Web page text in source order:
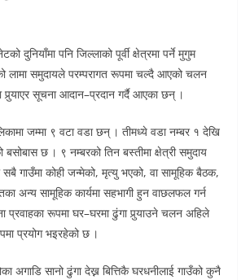
दुनियाँमा पनि जिल्लाको पूर्वी क्षेत्रमा पर्ने मुगुम
लामा समुदायले परम्परागत रूपमा चल्दै आएको चलन
सूचना आदान–प्रदान गर्दै आएका छन् ।
जम्मा ९ वटा वडा छन् । तीमध्ये वडा नम्बर १ देखि
बसोबास छ । ९ नम्बरको तिन बस्तीमा क्षेत्री समुदाय
गाउँमा कोही जन्मेको, मृत्यु भएको, वा सामूहिक बैठक,
अन्य सामूहिक कार्यमा सहभागी हुन वाछलफल गर्न
प्रवाहका रूपमा घर–घरमा ढुंगा पुर्‍याउने चलन अहिले
प्रयोग भइरहेको छ ।
अगाडि सानो ढुंगा देख्न बित्तिकै घरधनीलाई गाउँको कुनै